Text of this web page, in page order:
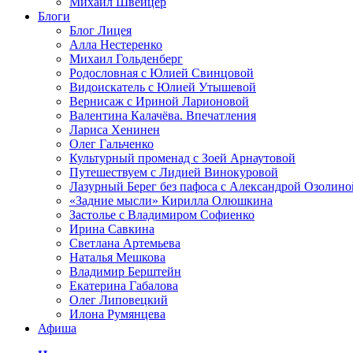
Блоги
Блог Лицея
Алла Нестеренко
Михаил Гольденберг
Родословная с Юлией Свинцовой
Видоискатель с Юлией Утышевой
Вернисаж с Ириной Ларионовой
Валентина Калачёва. Впечатления
Лариса Хенинен
Олег Гальченко
Культурный променад с Зоей Арнаутовой
Путешествуем с Лидией Винокуровой
Лазурный Берег без пафоса с Александрой
«Задние мысли» Кирилла Олюшкина
Застолье с Владимиром Софиенко
Ирина Савкина
Светлана Артемьева
Наталья Мешкова
Владимир Берштейн
Екатерина Габалова
Олег Липовецкий
Илона Румянцева
Афиша